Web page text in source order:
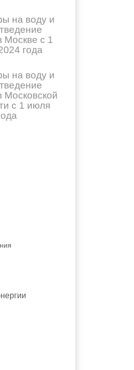
на воду и
Москве с 1
года
на воду и
Московской
с 1 июля